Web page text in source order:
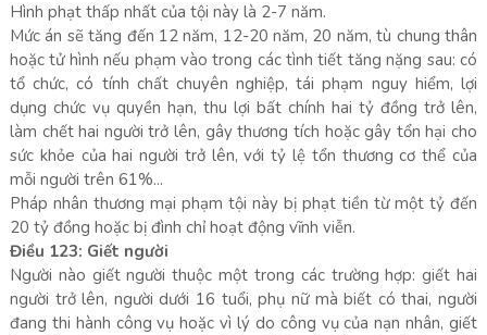
Hình phạt thấp nhất của tội này là 2-7 năm.
Mức án sẽ tăng đến 12 năm, 12-20 năm, 20 năm, tù chung thân
hoặc tử hình nếu phạm vào trong các tình tiết tăng nặng sau: có
tổ chức, có tính chất chuyên nghiệp, tái phạm nguy hiểm, lợi
dụng chức vụ quyền hạn, thu lợi bất chính hai tỷ đồng trở lên,
làm chết hai người trở lên, gây thương tích hoặc gây tổn hại cho
sức khỏe của hai người trở lên, với tỷ lệ tổn thương cơ thể của
mỗi người trên 61%...
Pháp nhân thương mại phạm tội này bị phạt tiền từ một tỷ đến
20 tỷ đồng hoặc bị đình chỉ hoạt động vĩnh viễn.
Điều 123: Giết người
Người nào giết người thuộc một trong các trường hợp: giết hai
người trở lên, người dưới 16 tuổi, phụ nữ mà biết có thai, người
đang thi hành công vụ hoặc vì lý do công vụ của nạn nhân, giết